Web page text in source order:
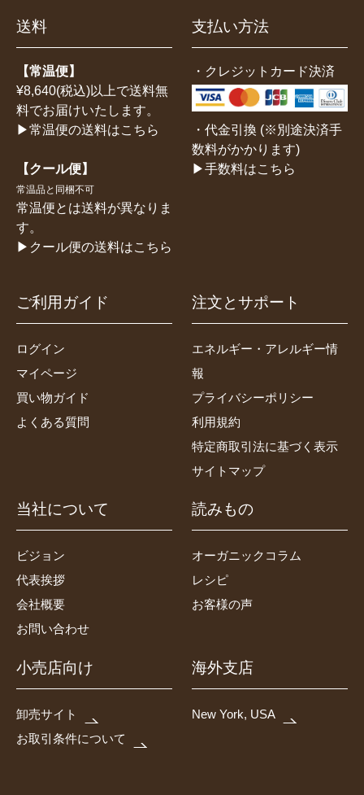
送料
【常温便】
¥8,640(税込)以上で送料無
料でお届けいたします。
▶常温便の送料はこちら
【クール便】
常温品と同梱不可
常温便とは送料が異なりま
す。
▶クール便の送料はこちら
支払い方法
・クレジットカード決済
・代金引換 (※別途決済手
数料がかかります)
▶手数料はこちら
ご利用ガイド
ログイン
マイページ
買い物ガイド
よくある質問
注文とサポート
エネルギー・アレルギー情
報
プライバシーポリシー
利用規約
特定商取引法に基づく表示
サイトマップ
当社について
ビジョン
代表挨拶
会社概要
お問い合わせ
読みもの
オーガニックコラム
レシピ
お客様の声
小売店向け
卸売サイト
お取引条件について
海外支店
New York, USA